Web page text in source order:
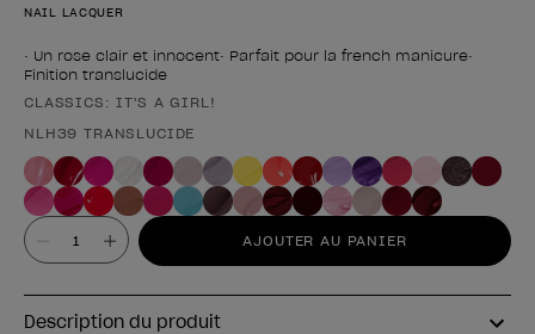
NAIL LACQUER
• Un rose clair et innocent• Parfait pour la french manicure•
Finition translucide
Forme du produit
CLASSICS: IT'S A GIRL!
NLH39 TRANSLUCIDE
Valeur AJOUTER AU PANIER
Description du produit